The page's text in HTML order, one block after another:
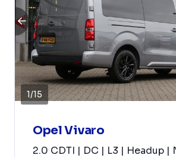
1/15
Opel Vivaro
2.0 CDTI | DC | L3 | Headup |